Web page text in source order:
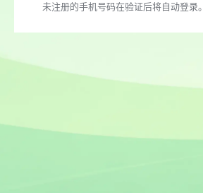
未注册的手机号码在验证后将自动登录。